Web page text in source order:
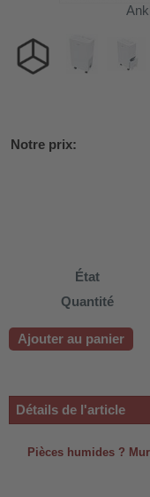
Notre prix:
État
Quantité
Ajouter au panier
Détails de l'article
Pièces humides ?